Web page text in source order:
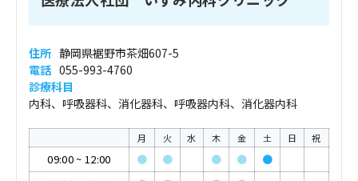
住所 静岡県裾野市茶畑607-5
電話 055-993-4760
診療科目
内科、呼吸器科、消化器科、呼吸器内科、消化器内科
月 火 水 木 金 土 日 祝
09:00~ 12:00 ● ● ● ●
●